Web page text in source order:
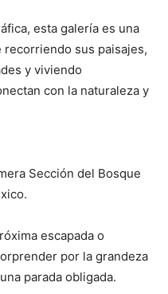
esta galería es una
recorriendo sus paisajes,
y viviendo
con la naturaleza y
Sección del Bosque
escapada o
por la grandeza
parada obligada.